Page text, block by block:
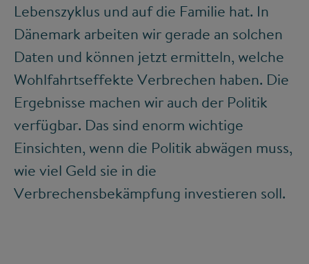
Lebenszyklus und auf die Familie hat. In
Dänemark arbeiten wir gerade an solchen
Daten und können jetzt ermitteln, welche
Wohlfahrtseffekte Verbrechen haben. Die
Ergebnisse machen wir auch der Politik
verfügbar. Das sind enorm wichtige
Einsichten, wenn die Politik abwägen muss,
wie viel Geld sie in die
Verbrechensbekämpfung investieren soll.